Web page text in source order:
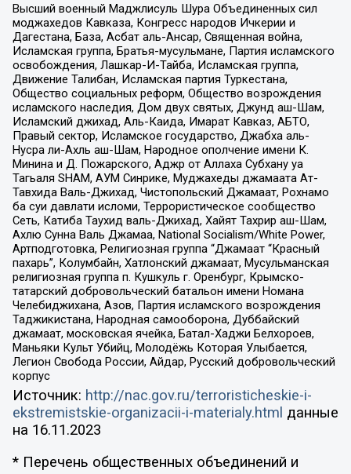
Высший военный Маджлисуль Шура Объединенных сил
моджахедов Кавказа, Конгресс народов Ичкерии и
Дагестана, База, Асбат аль-Ансар, Священная война,
Исламская группа, Братья-мусульмане, Партия исламского
освобождения, Лашкар-И-Тайба, Исламская группа,
Движение Талибан, Исламская партия Туркестана,
Общество социальных реформ, Общество возрождения
исламского наследия, Дом двух святых, Джунд аш-Шам,
Исламский джихад, Аль-Каида, Имарат Кавказ, АБТО,
Правый сектор, Исламское государство, Джабха аль-
Нусра ли-Ахль аш-Шам, Народное ополчение имени К.
Минина и Д. Пожарского, Аджр от Аллаха Субхану уа
Тагьаля SHAM, АУМ Синрике, Муджахеды джамаата Ат-
Тавхида Валь-Джихад, Чистопольский Джамаат, Рохнамо
ба суи давлати исломи, Террористическое сообщество
Сеть, Катиба Таухид валь-Джихад, Хайят Тахрир аш-Шам,
Ахлю Сунна Валь Джамаа, National Socialism/White Power,
Артподготовка, Религиозная группа “Джамаат “Красный
пахарь”, Колумбайн, Хатлонский джамаат, Мусульманская
религиозная группа п. Кушкуль г. Оренбург, Крымско-
татарский добровольческий батальон имени Номана
Челебиджихана, Азов, Партия исламского возрождения
Таджикистана, Народная самооборона, Дуббайский
джамаат, московская ячейка, Батал-Хаджи Белхороев,
Маньяки Культ Убийц, Молодёжь Которая Улыбается,
Легион Свобода России, Айдар, Русский добровольческий
корпус
Источник: http://nac.gov.ru/terroristicheskie-i-
ekstremistskie-organizacii-i-materialy.html данные
на 16.11.2023
* Перечень общественных объединений и